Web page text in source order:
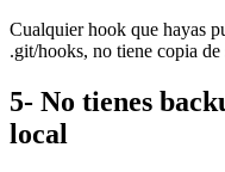
Cualquier hook que hayas
.git/hooks, no tiene copia
5- No tienes
local